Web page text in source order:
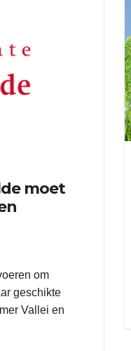
moet
om
geschikte
Vallei en